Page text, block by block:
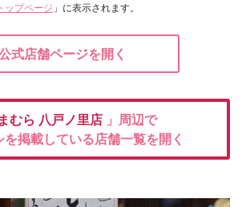
ップページ 」に表示されます。
式店舗ページを開く
むら 八戸ノ里店 」周辺で
掲載している店舗一覧を開く